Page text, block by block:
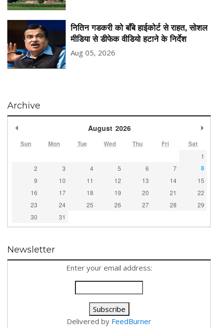
नितिन गडकरी को बॉंबे हाईकोर्ट से राहत, सोशल
मीडिया से डीफेक वीडियो हटाने के निर्देश
Aug 05, 2026
Archive
August 2026
Sun Mon Tue Wed Thu Fri Sat
1
2
3 4 5 6 7 8
9 10 11 12 13 14
15
16
17 18 19 20 21
22
23
24 25 26 27 28
29
30
31
Newsletter
Enter your email address:
Delivered by FeedBurner